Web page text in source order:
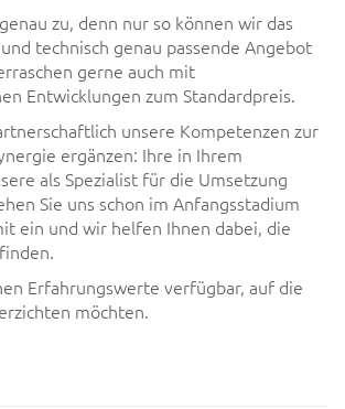
zu, denn nur so können wir das
technisch genau passende Angebot
gerne auch mit
Entwicklungen zum Standardpreis.
unsere Kompetenzen zur
ergänzen: Ihre in Ihrem
als Spezialist für die Umsetzung
Sie uns schon im Anfangs­stadium
ein und wir helfen Ihnen dabei, die
Erfahrungs­werte ver­fügbar, auf die
möchten.